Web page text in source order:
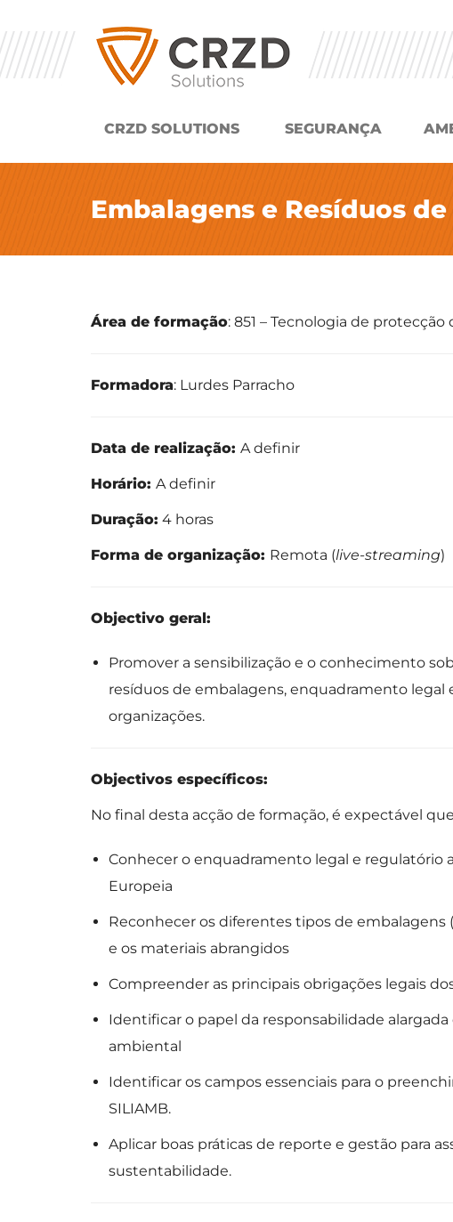
CRZD SOLUTIONS SEGURANÇA
Embalagens e Resíduos
Área de formação: 851 – Tecnologia de
Formadora: Lurdes Parracho
Data de realização: A definir
Horário: A definir
Duração: 4 horas
Forma de organização: Remota (live-streaming)
Objectivo geral:
Promover a sensibilização e o conhecimento
resíduos de embalagens, enquadramento legal
organizações.
Objectivos específicos:
No final desta acção de formação, é expectável
Conhecer o enquadramento legal e regulatório
Europeia
Reconhecer os diferentes tipos de embalagens
e os materiais abrangidos
Compreender as principais obrigações legais
Identificar o papel da responsabilidade
ambiental
Identificar os campos essenciais para o
SILIAMB.
Aplicar boas práticas de reporte e gestão para
sustentabilidade.